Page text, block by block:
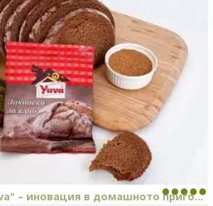
– иновация в домашното приго...